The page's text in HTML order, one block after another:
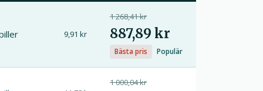
9,91 kr
1 268,41 kr
887,89 kr
Bästa pris Populär
1 000,04 kr